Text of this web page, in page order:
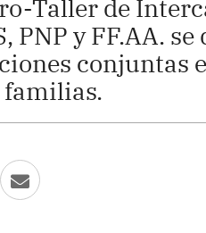
Taller de
PNP y FF.AA.
conjuntas